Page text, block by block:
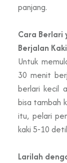
panjang.
Cara Berlari
Berjalan Kaki
Untuk
30 menit
berlari kecil
bisa tambah
itu, pelari
kaki 5-10
Larilah